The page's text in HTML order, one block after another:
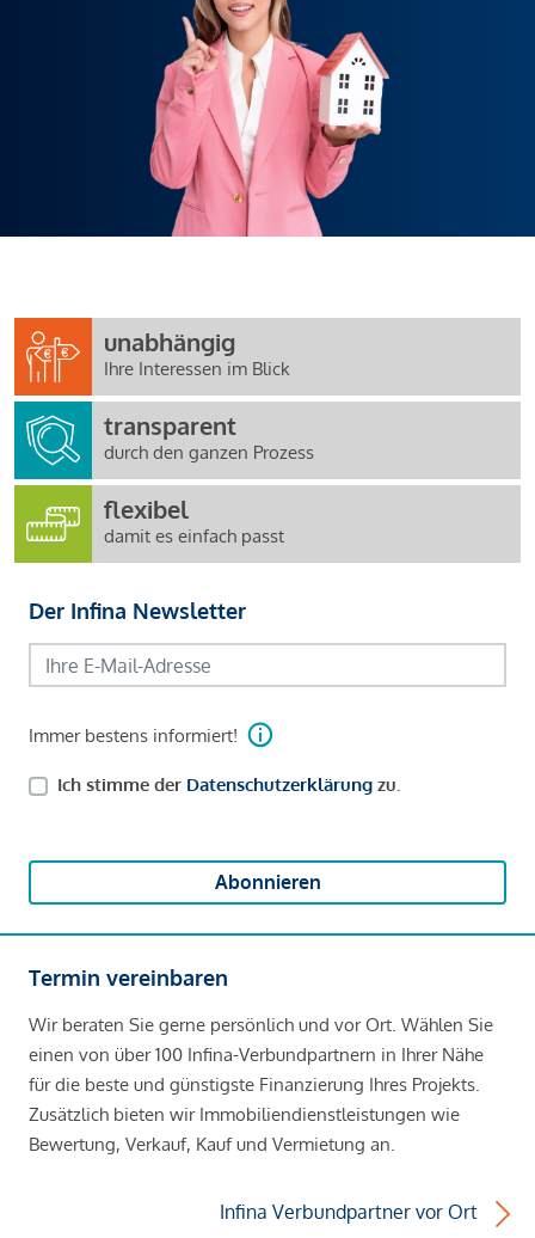
unabhängig
Ihre Interessen im Blick
transparent
durch den ganzen Prozess
flexibel
damit es einfach passt
Der Infina Newsletter
Immer bestens informiert!
Ich stimme der Datenschutzerklärung zu.
Abonnieren
Termin vereinbaren
Wir beraten Sie gerne persönlich und vor Ort. Wählen Sie
einen von über 100 Infina-Verbundpartnern in Ihrer Nähe
für die beste und günstigste Finanzierung Ihres Projekts.
Zusätzlich bieten wir Immobiliendienstleistungen wie
Bewertung, Verkauf, Kauf und Vermietung an.
Infina Verbundpartner vor Ort